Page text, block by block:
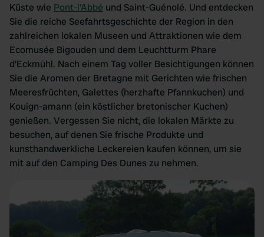
Küste wie Pont-l'Abbé und Saint-Guénolé. Und entdecken
Sie die reiche Seefahrtsgeschichte der Region in den
zahlreichen lokalen Museen und Attraktionen wie dem
Ecomusée Bigouden und dem Leuchtturm Phare
d'Eckmühl. Nach einem Tag voller Besichtigungen können
Sie die Aromen der Bretagne mit Gerichten wie frischen
Meeresfrüchten, Galettes (herzhafte Pfannkuchen) und
Kouign-amann (ein köstlicher bretonischer Kuchen)
genießen. Vergessen Sie nicht, die lokalen Märkte zu
besuchen, auf denen Sie frische Produkte und
kunsthandwerkliche Leckereien kaufen können, um sie
mit auf den Camping Des Dunes zu nehmen.